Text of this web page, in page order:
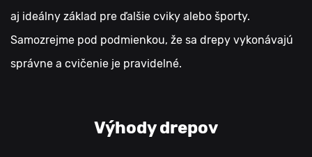
aj ideálny základ pre ďalšie cviky alebo športy.
Samozrejme pod podmienkou, že sa drepy vykonávajú
správne a cvičenie je pravidelné.
Výhody drepov